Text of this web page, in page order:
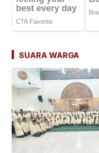
SUARA WARGA